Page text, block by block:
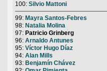
100: Silvio Mattoni
99: Mayra Santos-Febres
98: Natalia Molina
97: Patricio Grinberg
96: Arnaldo Antunes
95: Víctor Hugo Díaz
94: Alan Mills
93: Benjamín Chávez